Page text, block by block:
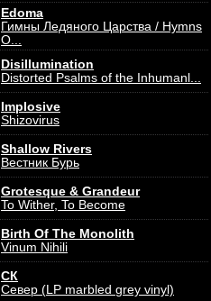
Edoma
Гимны Ледяного Царства / Hymns
O...
Disillumination
Distorted Psalms of the Inhumanl...
Implosive
Shizovirus
Shallow Rivers
Вестник Бурь
Grotesque & Grandeur
To Wither, To Become
Birth Of The Monolith
Vinum Nihili
СК
Север (LP marbled grey vinyl)